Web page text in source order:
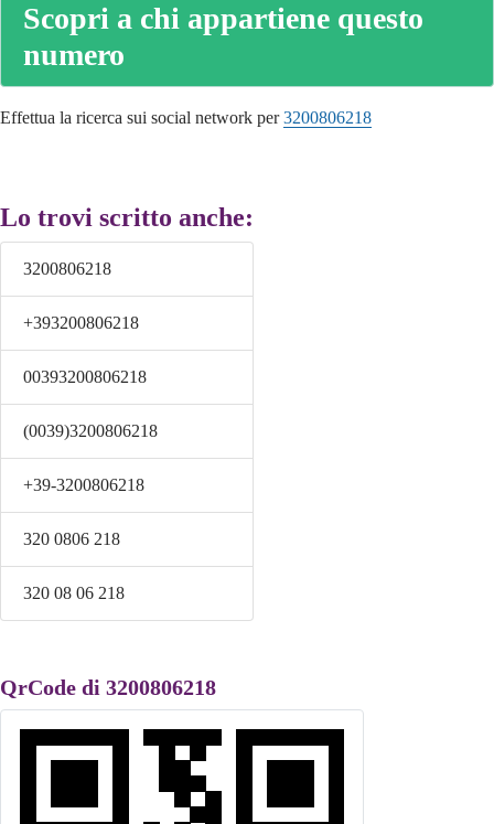
Scopri a chi appartiene questo
numero
Effettua la ricerca sui social network per3200806218
Lo trovi scritto anche:
3200806218
+393200806218
00393200806218
(0039)3200806218
+39-3200806218
320 0806 218
320 08 06 218
QrCode di 3200806218